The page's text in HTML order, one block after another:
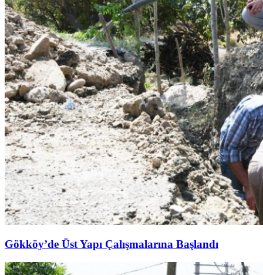
Gökköy’de Üst Yapı Çalışmalarına Başlandı